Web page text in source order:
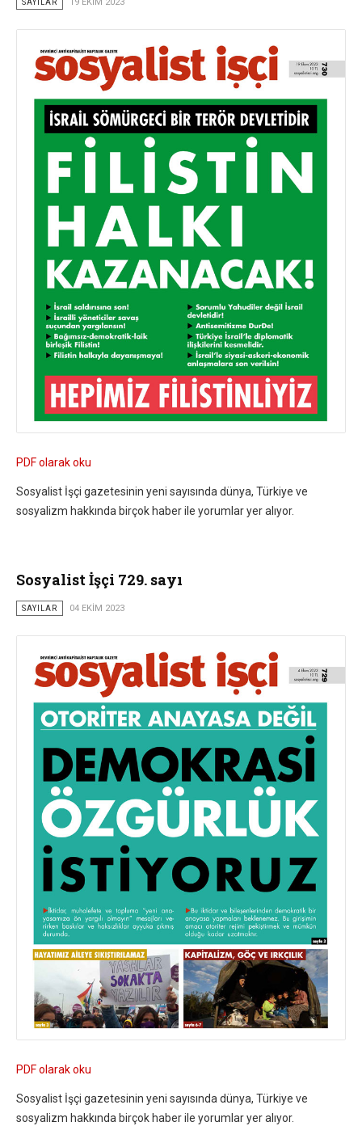
PDF olarak oku
Sosyalist İşçi gazetesinin yeni sayısında dünya, Türkiye ve
sosyalizm hakkında birçok haber ile yorumlar yer alıyor.
Sosyalist İşçi 729. sayı
SAYILAR 04 EKIM 2023
PDF olarak oku
Sosyalist İşçi gazetesinin yeni sayısında dünya, Türkiye ve
sosyalizm hakkında birçok haber ile yorumlar yer alıyor.